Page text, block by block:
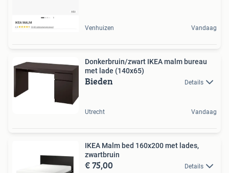
Venhuizen Vandaag
Donkerbruin/zwart IKEA malm bureau
met lade (140x65)
Bieden Details
Utrecht Vandaag
IKEA Malm bed 160x200 met lades,
zwartbruin
€ 75,00 Details